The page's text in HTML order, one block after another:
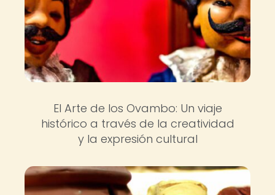
El Arte de los Ovambo: Un viaje
histórico a través de la creatividad
y la expresión cultural